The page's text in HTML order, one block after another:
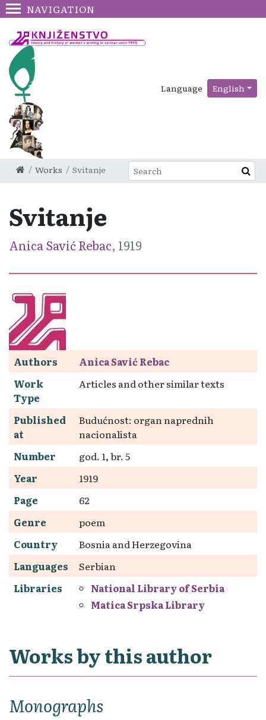
NAVIGATION
Language English
Works Svitanje
Svitanje
Anica Savić Rebac, 1919
Authors
Anica Savić Rebac
Work
Type
Articles and other similar texts
Published
at
Budućnost: organ naprednih
nacionalista
Number
god. 1, br. 5
Year
1919
Page
62
Genre
poem
Country
Bosnia and Herzegovina
Languages
Serbian
Libraries
National Library of Serbia
Matica Srpska Library
Works by this author
Monographs